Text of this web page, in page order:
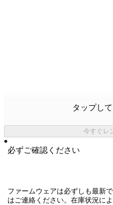
タップし
今すぐレ
必ずご確認ください
ファームウェアは必ずしも最新
はご連絡ください。在庫状況に